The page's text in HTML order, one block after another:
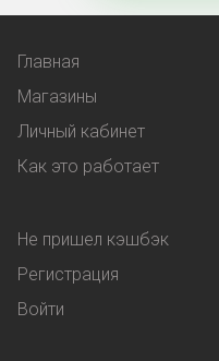
оформлении
льготную цену
услугу,
например,
использовании
сниженной стоимости.
магазины
Главная
Магазины
Личный кабинет
Как это работает
Не пришел кэшбэк
Регистрация
Войти